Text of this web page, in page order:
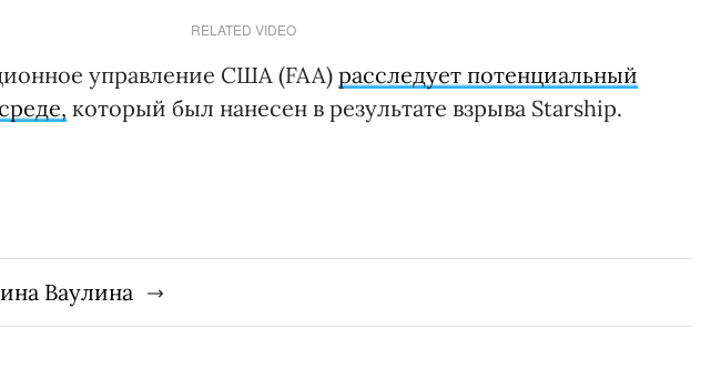
RELATED VIDEO
управление США (FAA) расследует потенциальный
который был нанесен в результате взрыва Starship.
Ваулина